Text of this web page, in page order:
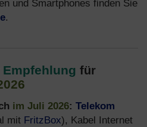
und Smartphones finden Sie
.
für
im Juli 2026: Telekom
mit FritzBox), Kabel Internet